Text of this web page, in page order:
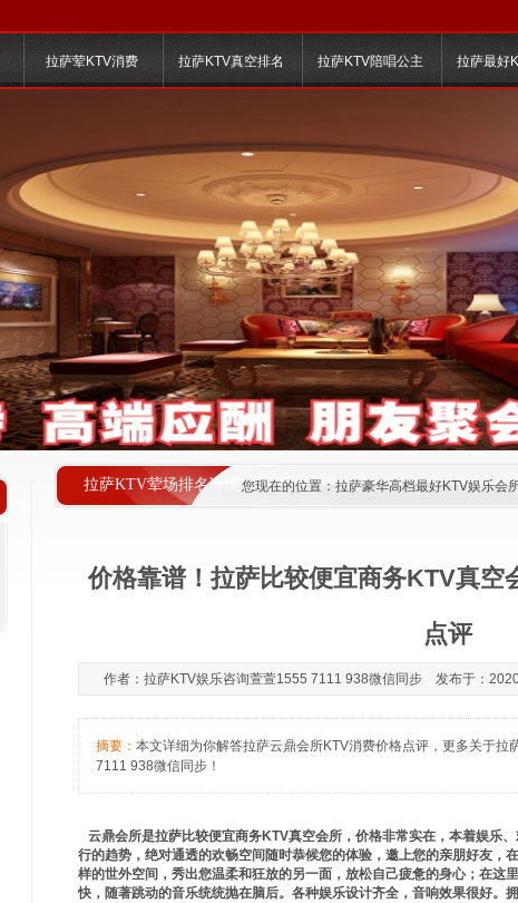
拉萨荤KTV消费 拉萨KTV真空排名 拉萨KTV陪唱公主 拉萨最好
拉萨KTV荤场排名详情 您现在的位置： 拉萨豪华高档最好KTV娱乐会
价格靠谱！拉萨比较便宜商务KTV真空
点评
作者：拉萨KTV娱乐咨询萱萱1555 7111 938微信同步 发布于：
摘要： 本文详细为你解答拉萨云鼎会所KTV消费价格点评，更多关于
7111 938微信同步！
云鼎会所是拉萨比较便宜商务KTV真空会所，价格非常实在，本着娱乐
行的趋势，绝对通透的欢畅空间随时恭候您的体验，邀上您的亲朋好友，
样的世外空间，秀出您温柔和狂放的另一面，放松自己疲惫的身心；在这
快，随著跳动的音乐统统抛在脑后。各种娱乐设计齐全，音响效果很好。